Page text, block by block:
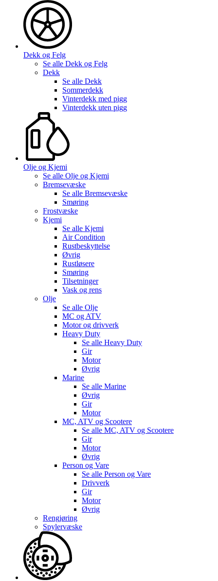
Dekk og Felg
Se alle Dekk og Felg
Dekk
Se alle Dekk
Sommerdekk
Vinterdekk med pigg
Vinterdekk uten pigg
Olje og Kjemi
Se alle Olje og Kjemi
Bremsevæske
Se alle Bremsevæske
Smøring
Frostvæske
Kjemi
Se alle Kjemi
Air Condition
Rustbeskyttelse
Øvrig
Rustløsere
Smøring
Tilsetninger
Vask og rens
Olje
Se alle Olje
MC og ATV
Motor og drivverk
Heavy Duty
Se alle Heavy Duty
Gir
Motor
Øvrig
Marine
Se alle Marine
Øvrig
Gir
Motor
MC, ATV og Scootere
Se alle MC, ATV og Scootere
Gir
Motor
Øvrig
Person og Vare
Se alle Person og Vare
Drivverk
Gir
Motor
Øvrig
Rengjøring
Spylervæske